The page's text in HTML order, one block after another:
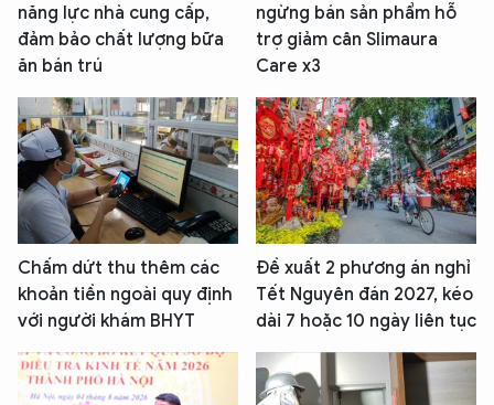
năng lực nhà cung cấp,
đảm bảo chất lượng bữa
ăn bán trú
ngừng bán sản phẩm hỗ
trợ giảm cân Slimaura
Care x3
Chấm dứt thu thêm các
khoản tiền ngoài quy định
với người khám BHYT
Đề xuất 2 phương án nghỉ
Tết Nguyên đán 2027, kéo
dài 7 hoặc 10 ngày liên tục